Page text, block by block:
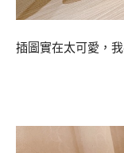
插圖實在太可愛，